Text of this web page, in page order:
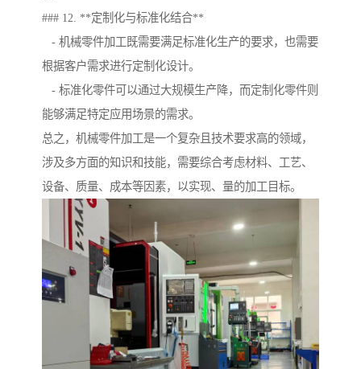
### 12. **定制化与标准化结合**
- 机械零件加工既需要满足标准化生产的要求，也需要
根据客户需求进行定制化设计。
- 标准化零件可以通过大规模生产降，而定制化零件则
能够满足特定应用场景的需求。
总之，机械零件加工是一个复杂且技术要求高的领域，
涉及多方面的知识和技能，需要综合考虑材料、工艺、
设备、质量、成本等因素，以实现、量的加工目标。